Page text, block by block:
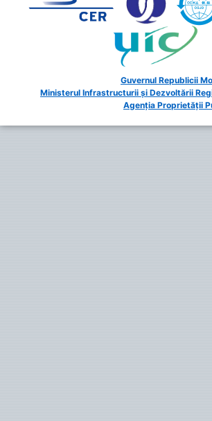
Guvernul Republicii
Ministerul Infrastructurii și Dezvoltării
Agenția Proprietății